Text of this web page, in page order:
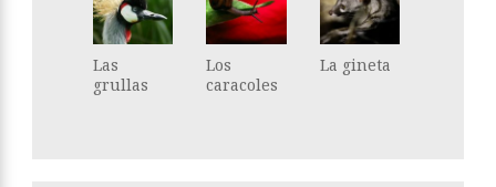
Las
grullas
Los
caracoles
La gineta